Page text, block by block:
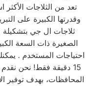
تعد من الثلاجات الأكثر
وقدرتها الكبيرة على
ثلاجات ال جي بتشكيلة
الصغيرة ذات السعة
احتياجات المستخدم .
15 دقيقة فقط! نحن
المحافظات، بهدف توفير